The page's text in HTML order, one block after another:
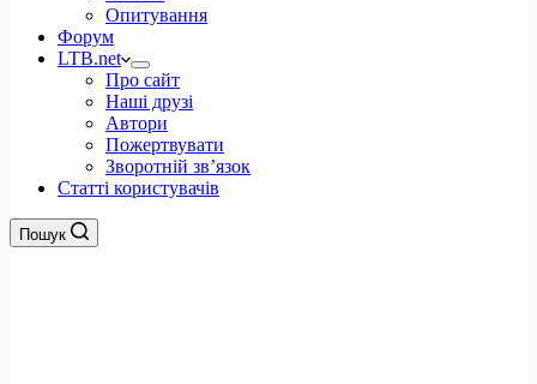
Опитування
Форум
LTB.net
Про сайт
Наші друзі
Автори
Пожертвувати
Зворотній зв’язок
Статті користувачів
Пошук